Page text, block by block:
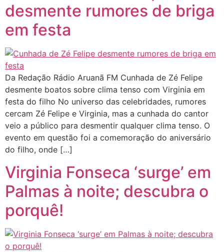
desmente rumores de briga
em festa
Da Redação Rádio Aruanã FM Cunhada de Zé Felipe
desmente boatos sobre clima tenso com Virginia em
festa do filho No universo das celebridades, rumores
cercam Zé Felipe e Virginia, mas a cunhada do cantor
veio a público para desmentir qualquer clima tenso. O
evento em questão foi a comemoração do aniversário
do filho, onde […]
Virginia Fonseca ‘surge’ em
Palmas à noite; descubra o
porquê!